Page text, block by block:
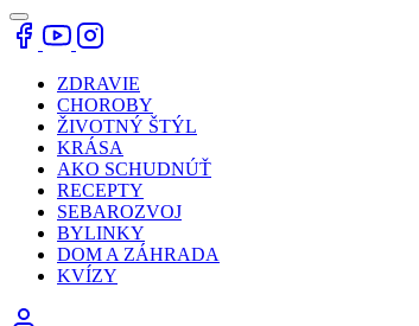
ZDRAVIE
CHOROBY
ŽIVOTNÝ ŠTÝL
KRÁSA
AKO SCHUDNÚŤ
RECEPTY
SEBAROZVOJ
BYLINKY
DOM A ZÁHRADA
KVÍZY